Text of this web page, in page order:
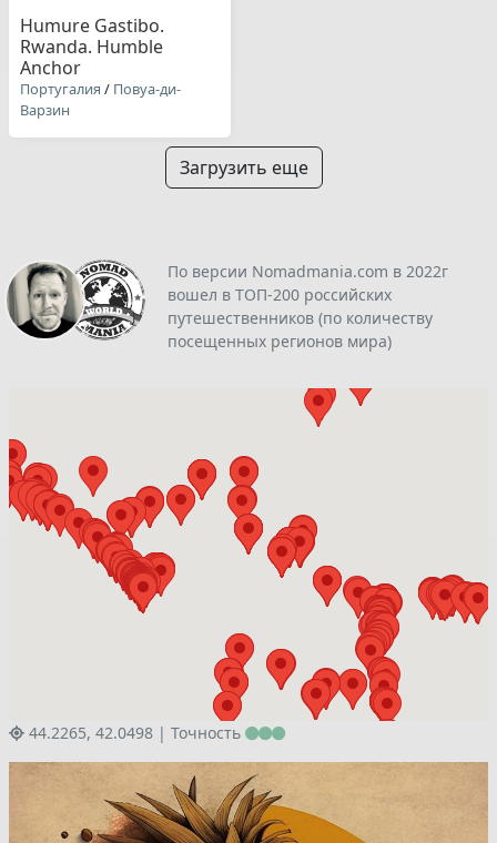
Humure Gastibo.
Rwanda. Humble
Anchor
Португалия / Повуа-ди-
Варзин
Загрузить еще
По версии Nomadmania.com в 2022г
вошел в ТОП-200 российских
путешественников (по количеству
посещенных регионов мира)
44.2265, 42.0498 | Точность